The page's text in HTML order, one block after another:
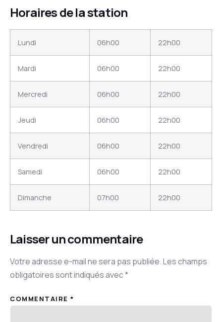
Horaires de la station
Lundi 06h00 22h00
Mardi 06h00 22h00
Mercredi 06h00 22h00
Jeudi 06h00 22h00
Vendredi 06h00 22h00
Samedi 06h00 22h00
Dimanche 07h00 22h00
Laisser un commentaire
Votre adresse e-mail ne sera pas publiée.Les champs
obligatoires sont indiqués avec*
COMMENTAIRE *